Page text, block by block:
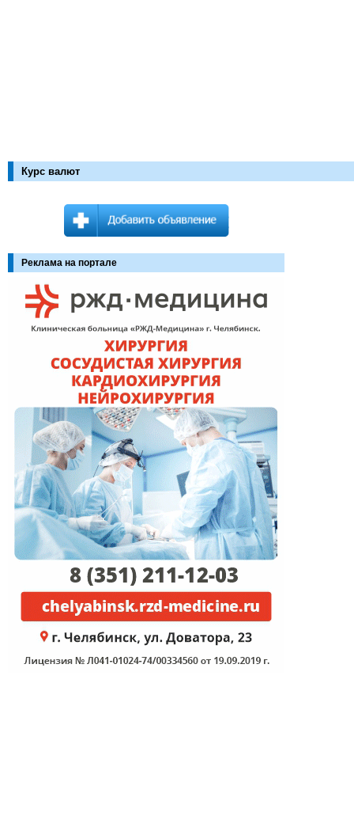
Курс валют
Реклама на портале